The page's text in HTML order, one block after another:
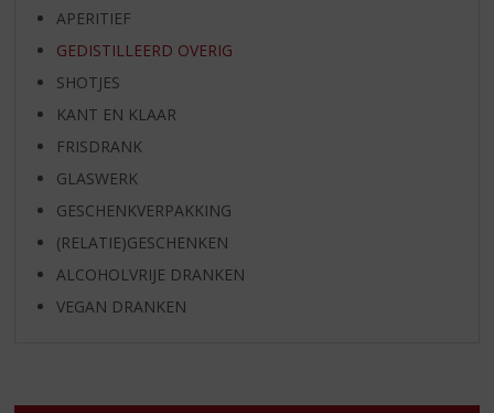
APERITIEF
GEDISTILLEERD OVERIG
SHOTJES
KANT EN KLAAR
FRISDRANK
GLASWERK
GESCHENKVERPAKKING
(RELATIE)GESCHENKEN
ALCOHOLVRIJE DRANKEN
VEGAN DRANKEN